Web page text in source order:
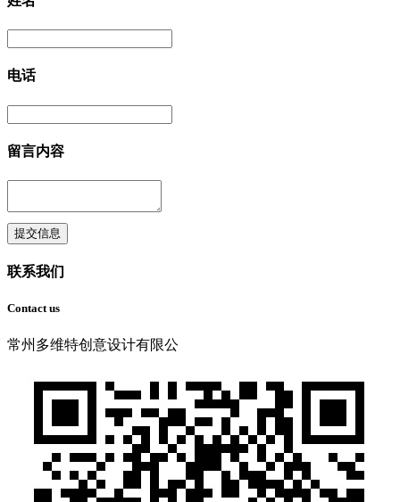
电话
留言内容
提交信息
联系我们
Contact us
常州多维特创意设计有限公